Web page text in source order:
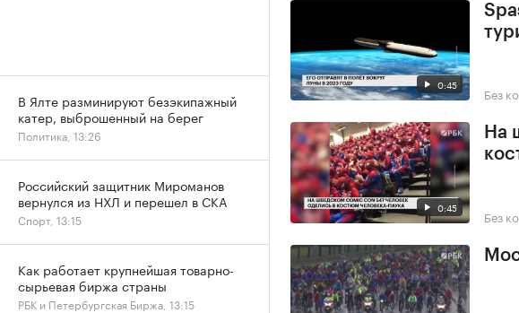
0:45 Без
0:45
На
Без
В Ялте разминируют безэкипажный
катер, выброшенный на берег
Политика, 13:26
Российский защитник Мироманов
вернулся из НХЛ и перешел в СКА
Спорт, 13:15
Как работает крупнейшая товарно-
сырьевая биржа страны
РБК и Петербургская Биржа, 13:15